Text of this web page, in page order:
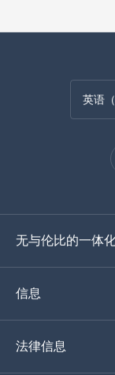
英语
西班
德语
无与伦比的一体
信息
法律信息